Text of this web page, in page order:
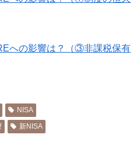
への影響は？（③非課税保有
NISA
新NISA